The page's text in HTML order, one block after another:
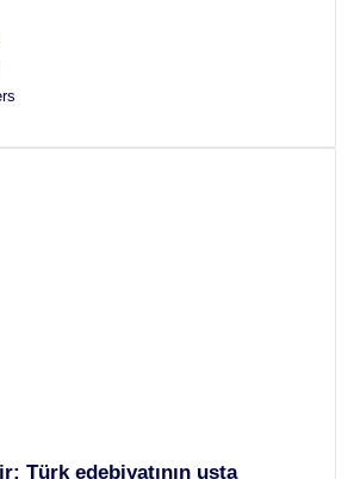
Türk edebiyatının usta